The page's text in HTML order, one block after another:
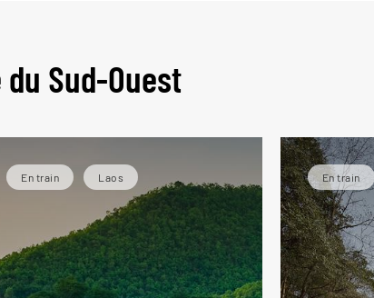
Sud-Ouest
En train Laos En train